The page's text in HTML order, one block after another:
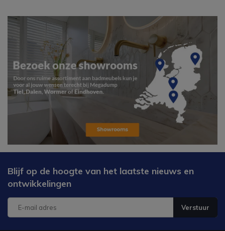
Blijf op de hoogte van het laatste nieuws en
ontwikkelingen
Verstuur